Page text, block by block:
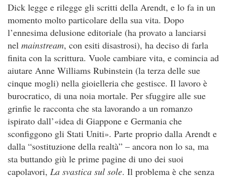
Dick legge e rilegge gli scritti della Arendt, e lo fa in un
momento molto particolare della sua vita. Dopo
l’ennesima delusione editoriale (ha provato a lanciarsi
nel mainstream, con esiti disastrosi), ha deciso di farla
finita con la scrittura. Vuole cambiare vita, e comincia ad
aiutare Anne Williams Rubinstein (la terza delle sue
cinque mogli) nella gioielleria che gestisce. Il lavoro è
burocratico, di una noia mortale. Per sfuggire alle sue
grinfie le racconta che sta lavorando a un romanzo
ispirato dall’«idea di Giappone e Germania che
sconfiggono gli Stati Uniti». Parte proprio dalla Arendt e
dalla “sostituzione della realtà” – ancora non lo sa, ma
sta buttando giù le prime pagine di uno dei suoi
capolavori, La svastica sul sole. Il problema è che senza